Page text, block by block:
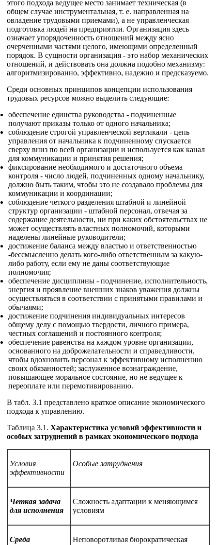
этого подхода ведущее место занимает техническая (в
общем случае инструментальная, т. е. направленная на
овладение трудовыми приемами), а не управленческая
подготовка людей на предприятии. Организация здесь
означает упорядоченность отношений между ясно
очерченными частями целого, имеющими определенный
порядок. В сущности организация - это набор механических
отношений, и действовать она должна подобно механизму:
алгоритмизированно, эффективно, надежно и предсказуемо.
Среди основных принципов концепции использования
трудовых ресурсов можно выделить следующие:
обеспечение единства руководства - подчиненные
получают приказы только от одного начальника;
соблюдение строгой управленческой вертикали - цепь
управления от начальника к подчиненному спускается
сверху вниз по всей организации и используется как канал
для коммуникации и принятия решения;
фиксирование необходимого и достаточного объема
контроля - число людей, подчиненных одному начальнику,
должно быть таким, чтобы это не создавало проблемы для
коммуникации и координации;
соблюдение четкого разделения штабной и линейной
структур организации - штабной персонал, отвечая за
содержание деятельности, ни при каких обстоятельствах не
может осуществлять властных полномочий, которыми
наделены линейные руководители;
достижение баланса между властью и ответственностью
-бессмысленно делать кого-либо ответственным за какую-
либо работу, если ему не даны соответствующие
полномочия;
обеспечение дисциплины - подчинение, исполнительность,
энергия и проявление внешних знаков уважения должны
осуществляться в соответствии с принятыми правилами и
обычаями;
достижение подчинения индивидуальных интересов
общему делу с помощью твердости, личного примера,
честных соглашений и постоянного контроля;
обеспечение равенства на каждом уровне организации,
основанного на доброжелательности и справедливости,
чтобы вдохновить персонал к эффективному исполнению
своих обязанностей; заслуженное вознаграждение,
повышающее моральное состояние, но не ведущее к
переоплате или перемотивированию.
В табл. 3.1 представлено краткое описание экономического
подхода к управлению.
Таблица 3.1. Характеристика условий эффективности и
особых затруднений в рамках экономического подхода
Условия
эффективности
Особые затруднения
Четкая задача
для исполнения
Сложность адаптации к меняющимся
условиям
Среда
Неповоротливая бюрократическая